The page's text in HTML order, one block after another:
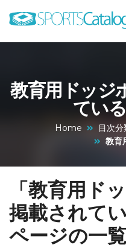
教育用ドッジ
てい
Home 目次分
教育
「教育用ド
掲載されて
ページの一覧